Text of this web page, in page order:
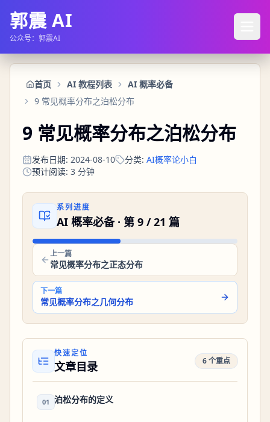
郭震 AI
公众号：郭震AI
首页 AI 教程列表
AI 概率必备
9 常见概率分布之泊松分布
9 常见概率分布之泊松分布
发布日期: 2024-08-10 分类: AI概率论小白
预计阅读: 3 分钟
系列进度
AI 概率必备· 第 9 /21 篇
上一篇
常见概率分布之正态分布
下一篇
常见概率分布之几何分布
快速定位
文章目录 6 个重点
01 泊松分布的定义